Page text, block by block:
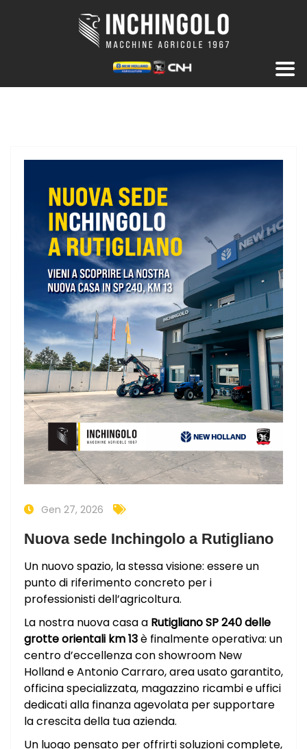
Gen 27, 2026
Nuova sede Inchingolo a Rutigliano
Un nuovo spazio, la stessa visione: essere un
punto di riferimento concreto per i
professionisti dell’agricoltura.
La nostra nuova casa a Rutigliano SP 240 delle
grotte orientali km 13è finalmente operativa: un
centro d’eccellenza con showroom New
Holland e Antonio Carraro, area usato garantito,
officina specializzata, magazzino ricambi e uffici
dedicati alla finanza agevolata per supportare
la crescita della tua azienda.
Un luogo pensato per offrirti soluzioni complete,